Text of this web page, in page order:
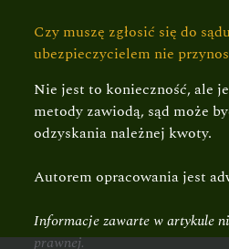
Czy muszę zgłosić się do
ubezpieczycielem nie
Nie jest to konieczność, ale
metody zawiodą, sąd może
odzyskania należnej kwoty.
Autorem opracowania jest
Informacje zawarte w artykule
prawnej.